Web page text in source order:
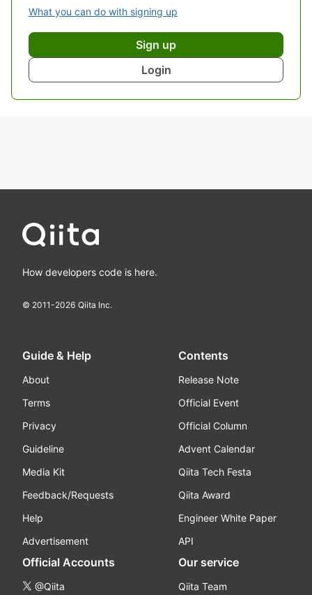
What you can do with signing up
Sign up
Login
How developers code is here.
© 2011-2026 Qiita Inc.
Guide & Help
About
Terms
Privacy
Guideline
Media Kit
Feedback/Requests
Help
Advertisement
Contents
Release Note
Official Event
Official Column
Advent Calendar
Qiita Tech Festa
Qiita Award
Engineer White Paper
API
Official Accounts
@Qiita
Our service
Qiita Team